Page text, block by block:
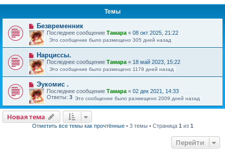
Темы
Безвременник
Последнее сообщение Тамара « 08 окт 2025, 21:22
Это сообщение было размещено 305 дней назад
Нарциссы.
Последнее сообщение Тамара « 18 май 2023, 15:22
Это сообщение было размещено 1179 дней назад
Эукомис .
Последнее сообщение Тамара « 02 дек 2021, 14:33
Ответы: 3 Это сообщение было размещено 2009 дней назад
Новая тема
Отметить все темы как прочтённые• 3 темы • Страница 1 из 1
Перейти